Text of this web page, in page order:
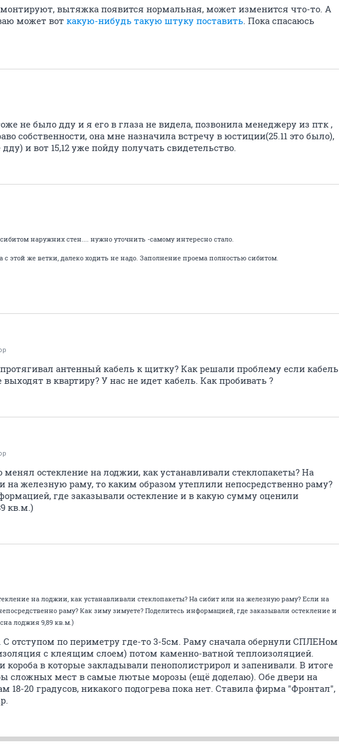
вытяжка появится нормальная, может изменится что-то. А
может вот какую-нибудь такую штуку поставить. Пока спасаюсь
не было дду и я его в глаза не видела, позвонила менеджеру из птк ,
собственности, она мне назначила встречу в юстиции(25.11 это было),
и вот 15,12 уже пойду получать свидетельство.
наружних стен.... нужно уточнить -самому интересно стало.
с этой же ветки, далеко ходить не надо. Заполнение проема полностью сибитом.
антенный кабель к щитку? Как решали проблему если кабель
в квартиру? У нас не идет кабель. Как пробивать ?
остекление на лоджии, как устанавливали стеклопакеты? На
железную раму, то каким образом утеплили непосредственно раму?
где заказывали остекление и в какую сумму оценили
кв.м.)
на лоджии, как устанавливали стеклопакеты? На сибит или на железную раму? Если на
раму? Как зиму зимуете? Поделитесь информацией, где заказывали остекление и
лоджия 9,89 кв.м.)
отступом по периметру где-то 3-5см. Раму сначала обернули СПЛЕНом
с клеящим слоем) потом каменно-ватной теплоизоляцией.
короба в которые закладывали пенополистрирол и запенивали. В итоге
сложных мест в самые лютые морозы (ещё доделаю). Обе двери на
18-20 градусов, никакого подогрева пока нет. Ставила фирма "Фронтал",